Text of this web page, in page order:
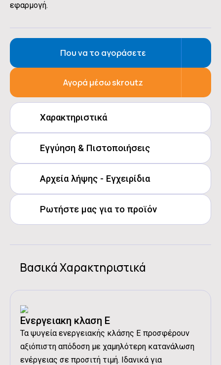
εφαρμογή.
Που να το αγοράσετε
Αγορά μέσω skroutz
Χαρακτηριστικά
Συνολική Καθαρή Χωρητικότητα:89 lt
Καθαρή Χωρητικότητα Κατάψυξης:11.7 lt
Επίπεδα Θορύβου:41 dB
Κλιματική Κλάση:T/SN
Καθαρό Βάρος:23 kg
Εγγύηση & Πιστοποιήσεις
CE
Αρχεία λήψης - Εγχειρίδια
Product Fiche SJ-UE088T0W-EU
user manual gr
Ρωτήστε μας για το προϊόν
Βασικά Χαρακτηριστικά
Ενεργειακη κλαση Ε
Τα ψυγεία ενεργειακής κλάσης Ε προσφέρουν
αξιόπιστη απόδοση με χαμηλότερη κατανάλωση
ενέργειας σε προσιτή τιμή. Ιδανικά για